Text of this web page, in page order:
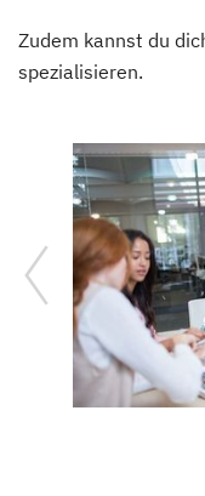
Zudem kannst du
spezialisieren.